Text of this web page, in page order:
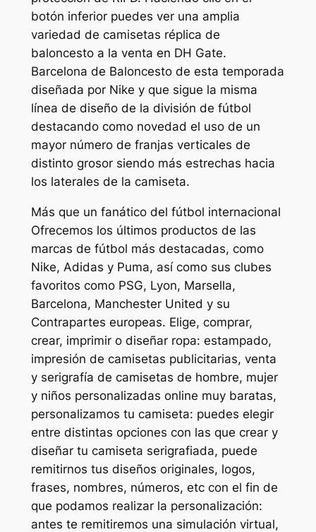
botón inferior puedes ver una amplia
variedad de camisetas réplica de
baloncesto a la venta en DH Gate.
Barcelona de Baloncesto de esta temporada
diseñada por Nike y que sigue la misma
línea de diseño de la división de fútbol
destacando como novedad el uso de un
mayor número de franjas verticales de
distinto grosor siendo más estrechas hacia
los laterales de la camiseta.
Más que un fanático del fútbol internacional
Ofrecemos los últimos productos de las
marcas de fútbol más destacadas, como
Nike, Adidas y Puma, así como sus clubes
favoritos como PSG, Lyon, Marsella,
Barcelona, Manchester United y su
Contrapartes europeas. Elige, comprar,
crear, imprimir o diseñar ropa: estampado,
impresión de camisetas publicitarias, venta
y serigrafía de camisetas de hombre, mujer
y niños personalizadas online muy baratas,
personalizamos tu camiseta: puedes elegir
entre distintas opciones con las que crear y
diseñar tu camiseta serigrafiada, puede
remitirnos tus diseños originales, logos,
frases, nombres, números, etc con el fin de
que podamos realizar la personalización:
antes te remitiremos una simulación virtual,